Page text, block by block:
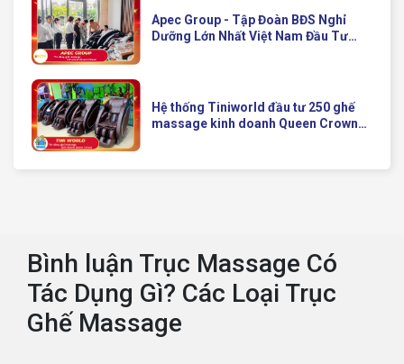
Apec Group - Tập Đoàn BĐS Nghỉ
Dưỡng Lớn Nhất Việt Nam Đầu Tư
Hệ thống Tiniworld đầu tư 250 ghế
massage kinh doanh Queen Crown
Bình luận Trục Massage Có
Tác Dụng Gì? Các Loại Trục
Ghế Massage